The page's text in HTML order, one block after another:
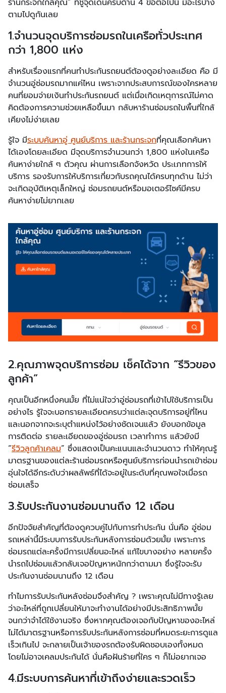
ร้านกระจกใกล้คุณ” ที่ชูจุดเด่นครบด้าน 4 ข้อต่อไปนี้ มีอะไรบ้าง
ตามไปดูกันเลย
1.จำนวนจุดบริการซ่อมรถในเครือทั่วประเทศ
กว่า 1,800 แห่ง
สำหรับเรื่องแรกที่คนทำประกันรถยนต์ต้องดูอย่างละเอียด คือ มี
จำนวนอู่ซ่อมรถมากแค่ไหน เพราะจากประสบการณ์ของใครหลาย
คนที่ยอมจ่ายเงินทำประกันรถยนต์ แต่เมื่อเกิดเหตุการณ์ไม่คาด
คิดต้องการความช่วยเหลือขึ้นมา กลับหาร้านซ่อมรถในพื้นที่ใกล้
เคียงไม่ง่ายเลย
รู้ใจ มีระบบค้นหาอู่ ศูนย์บริการ และร้านกระจกที่คุณเลือกค้นหา
ได้เองโดยละเอียด มีจุดบริการจำนวนกว่า 1,800 แห่งในเครือ
ค้นหาง่ายใกล้ ๆ ตัวคุณ ผ่านการเลือกจังหวัด ประเภทการให้
บริการ รองรับการให้บริการเกี่ยวกับรถคุณได้ครบทุกด้าน ไม่ว่า
จะเกิดอุบัติเหตุเล็กใหญ่ ซ่อมรถยนต์หรือมอเตอร์ไซค์มีครบ
ค้นหาง่ายไม่ยากเลย
2.คุณภาพจุดบริการซ่อม เช็คได้จาก “รีวิวของ
ลูกค้า”
คุณเป็นอีกหนึ่งคนมั้ย ที่ไม่แน่ใจว่าอู่ซ่อมรถที่เข้าไปใช้บริการเป็น
อย่างไร รู้ใจจะบอกรายละเอียดครบว่าแต่ละจุดบริการอยู่ที่ไหน
และนอกจากจะระบุตำแหน่งไว้อย่างชัดเจนแล้ว ยังบอกข้อมูล
การติดต่อ รายละเอียดของอู่ซ่อมรถ เวลาทำการ แล้วยังมี
“รีวิวลูกค้าเคลม” ซึ่งแสดงเป็นคะแนนและจำนวนดาว ทำให้คุณรู้
มาตรฐานของแต่ละร้านซ่อมรถหรือศูนย์บริการก่อนนำรถเข้าซ่อม
อุ่นใจได้อีกระดับว่าผลลัพธ์ที่ได้จะอยู่ในระดับที่คุณพอใจเมื่อรถ
ซ่อมเสร็จ
3.รับประกันงานซ่อมนานถึง 12 เดือน
อีกปัจจัยสำคัญที่ต้องดูควบคู่ไปกับการทำประกัน นั่นคือ อู่ซ่อม
รถเหล่านี้มีระบบการรับประกันหลังการซ่อมด้วยมั้ย เพราะการ
ซ่อมรถแต่ละครั้งมีการเปลี่ยนอะไหล่ แก้ไขบางอย่าง หลายครั้ง
นำรถไปซ่อมแล้วกลับเจอปัญหาหนักกว่าตามมา ซึ่งรู้ใจจะรับ
ประกันงานซ่อมนานถึง 12 เดือน
ทำไมการรับประกันหลังซ่อมจึงสำคัญ ? เพราะคุณไม่มีทางรู้เลย
ว่าอะไหล่ที่ถูกเปลี่ยนให้มาจะทำงานได้อย่างมีประสิทธิภาพมั้ย
จนกว่าจำได้ใช้งานจริง ซึ่งหากคุณต้องเจอกับปัญหาของอะไหล่
ไม่ได้มาตรฐานหรือการรับประกันหลังการซ่อมที่หมดระยะการดูแล
เร็วเกินไป จะกลายเป็นเจ้าของรถต้องรับผิดชอบเองทั้งหมด
โดยไม่อาจเคลมประกันได้ นั่นคือฝันร้ายที่ใคร ๆ ก็ไม่อยากเจอ
4.มีระบบการค้นหาที่เข้าถึงง่ายและรวดเร็ว